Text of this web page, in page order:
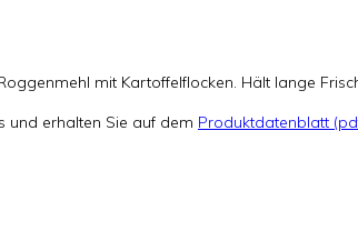
mit Kartoffelflocken. Hält lange
und erhalten Sie auf dem Produktdatenblatt